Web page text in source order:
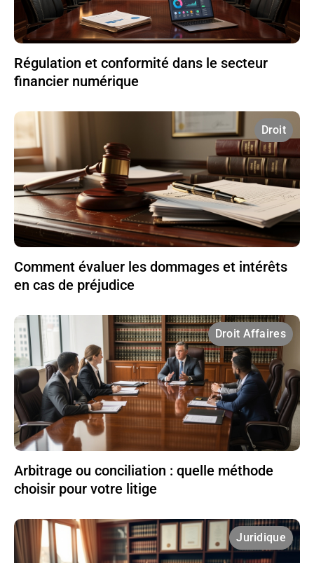
Régulation et conformité dans le secteur
financier numérique
Droit
Comment évaluer les dommages et intérêts
en cas de préjudice
Droit Affaires
Arbitrage ou conciliation : quelle méthode
choisir pour votre litige
Juridique